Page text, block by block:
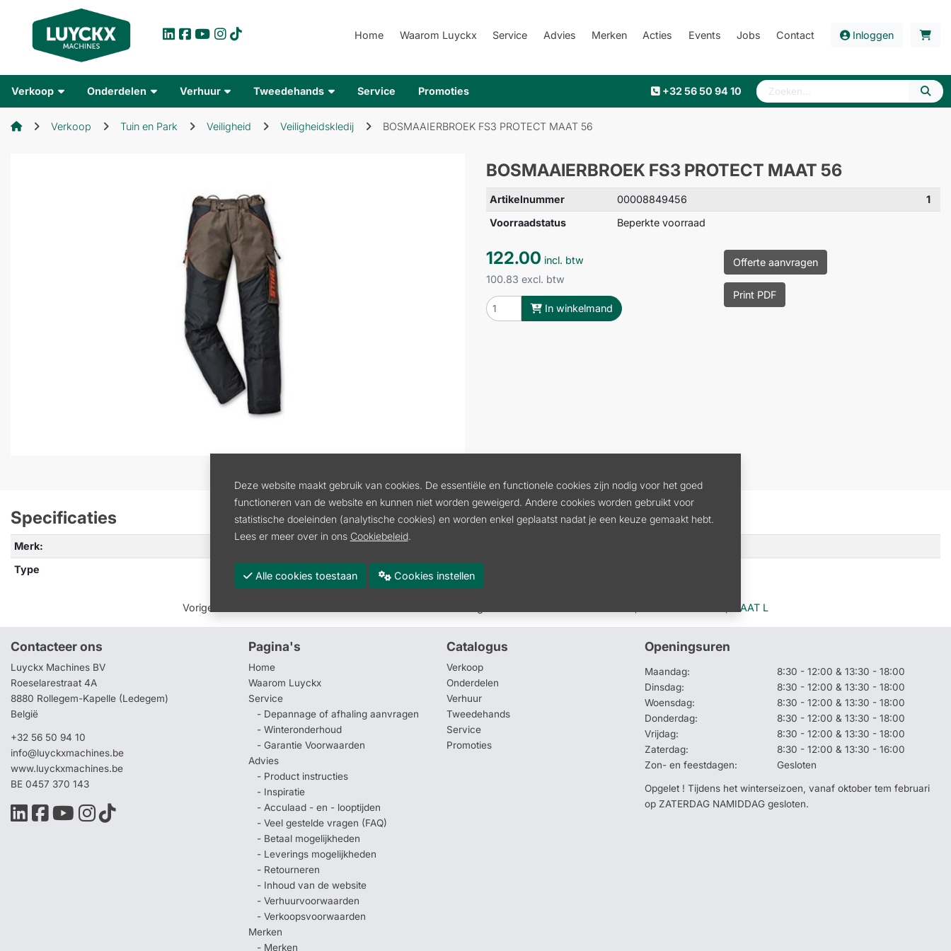
Home Waarom Luyckx Service Advies Merken Acties Events Jobs Contact Inloggen
Verkoop Onderdelen Verhuur Tweedehands Service Promoties +32 56 50 94 10
Verkoop Tuin en Park Veiligheid Veiligheidskledij BOSMAAIERBROEK FS3 PROTECT MAAT 56
BOSMAAIERBROEK FS3 PROTECT MAAT 56
Artikelnummer 00008849456
1
Voorraadstatus
Beperkte voorraad
122.00 incl. btw
100.83 excl. btw
In winkelmand
Offerte aanvragen
Print PDF
Specificaties
Merk:
Type
Broek
Vorige BROEK MET TAILLEBAND, FUNCTION CORE, MAAT L
Contacteer ons
Luyckx Machines BV
Roeselarestraat 4A
8880 Rollegem-Kapelle (Ledegem)
België
+32 56 50 94 10
info@luyckxmachines.be
www.luyckxmachines.be
BE 0457 370 143
Pagina's
Home
Waarom Luyckx
Service
- Depannage of afhaling aanvragen
- Winteronderhoud
- Garantie Voorwaarden
Advies
- Product instructies
- Inspiratie
- Acculaad - en - looptijden
- Veel gestelde vragen (FAQ)
- Betaal mogelijkheden
- Leverings mogelijkheden
- Retourneren
- Inhoud van de website
- Verhuurvoorwaarden
- Verkoopsvoorwaarden
Merken
- Merken
Catalogus
Verkoop
Onderdelen
Verhuur
Tweedehands
Service
Promoties
Openingsuren
Maandag:
8:30 - 12:00 & 13:30 - 18:00
Dinsdag:
8:30 - 12:00 & 13:30 - 18:00
Woensdag:
8:30 - 12:00 & 13:30 - 18:00
Donderdag:
8:30 - 12:00 & 13:30 - 18:00
Vrijdag:
8:30 - 12:00 & 13:30 - 18:00
Zaterdag:
8:30 - 12:00 & 13:30 - 16:00
Zon- en feestdagen:
Gesloten
Opgelet ! Tijdens het winterseizoen, vanaf oktober tem februari
op ZATERDAG NAMIDDAG gesloten.
Deze website maakt gebruik van cookies. De essentiële en functionele cookies zijn nodig voor het goed
functioneren van de website en kunnen niet worden geweigerd. Andere cookies worden gebruikt voor
statistische doeleinden (analytische cookies) en worden enkel geplaatst nadat je een keuze gemaakt hebt.
Lees er meer over in ons Cookiebeleid.
Alle cookies toestaan Cookies instellen